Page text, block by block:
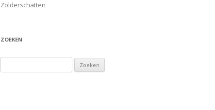
Zolderschatten
ZOEKEN
naar: